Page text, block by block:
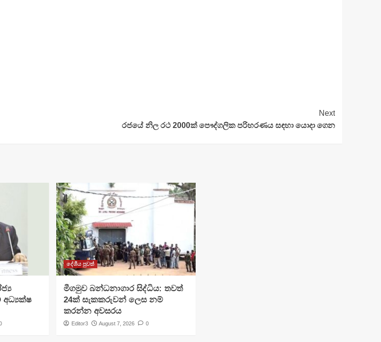
Next
රජයේ නිල රථ 2000ක් පෞද්ගලික පරිහරණය සඳහා යොදා ගෙන
අධ්‍යක්ෂ
දේශීය පුවත්
මීගමුව බන්ධනාගාර සිද්ධිය: තවත්
24ක් සැකකරුවන් ලෙස නම්
කරන්න අවසරය
Editor3 August 7, 2026 0